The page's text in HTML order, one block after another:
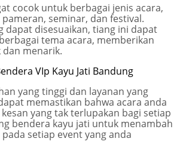
cocok untuk berbagai jenis acara,
seminar, dan festival.
dapat disesuaikan, tiang ini dapat
tema acara, memberikan
menarik.
yang tinggi dan layanan yang
memastikan bahwa acara anda
yang tak terlupakan bagi setiap
bendera kayu jati untuk menambah
setiap event yang anda